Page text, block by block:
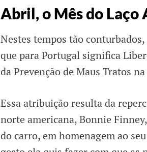
Abril, o Mês do Laço
Nestes tempos tão
que para Portugal significa
da Prevenção de Maus Tratos
Essa atribuição resulta da
norte americana, Bonnie
do carro, em homenagem ao